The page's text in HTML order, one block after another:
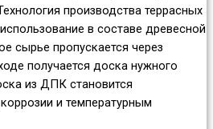
производства террасных
в составе древесной
сырье пропускается через
получается доска нужного
из ДПК становится
и температурным